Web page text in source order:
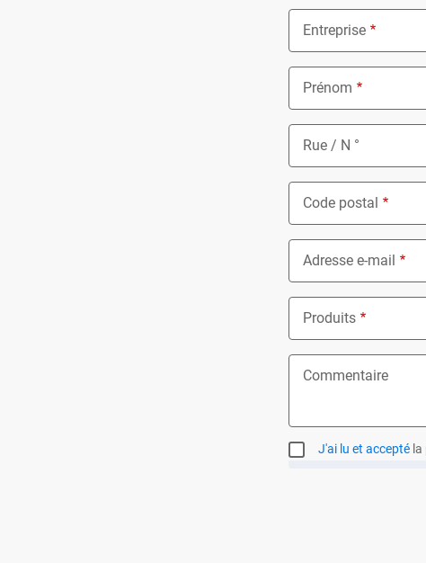
Entreprise
Prénom
Rue / N °
Code postal
Adresse e-mail
Produits
Nothing selected
Commentaire
J'ai lu et accepté